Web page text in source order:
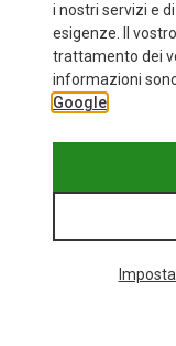
I più cercati
i nostri servizi e
esigenze. Il
trattamento dei
informazioni
Google